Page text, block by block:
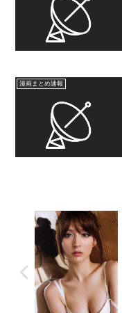
漫画まとめ速報